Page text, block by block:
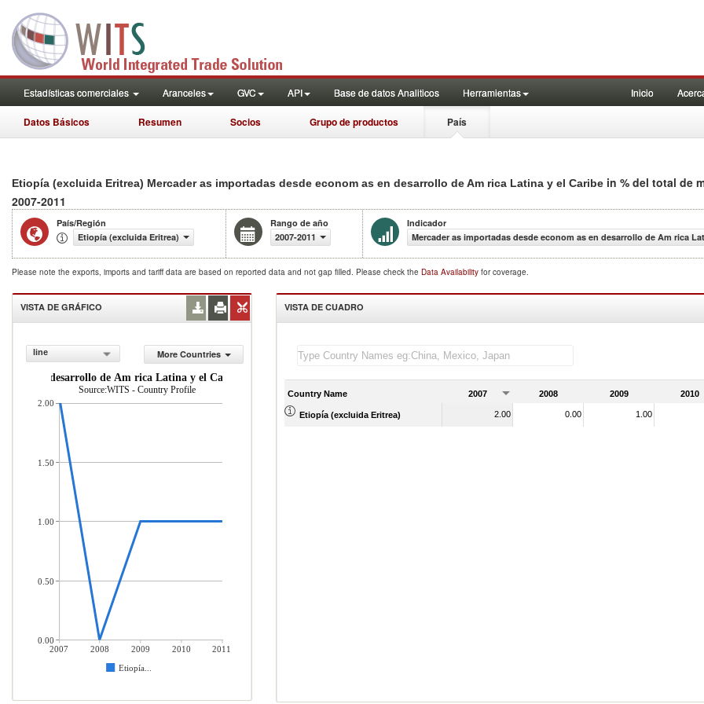
Estadísticas comerciales Aranceles GVC API Base de datos Analiticos Herramientas Inicio
Datos Básicos Resumen Socios Grupo de productos País
Etiopía (excluida Eritrea) Mercader as importadas desde econom as en desarrollo de Am rica Latina y el Caribe in % del total de
2007-2011
País/Región
Etiopía (excluida Eritrea)
Rango de año
2007-2011
Indicador
Mercader as importadas desde econom as en desarrollo de Am rica
Please note the exports, imports and tariff data are based on reported data and not gap filled. Please check the Data Availability for coverage.
VISTA DE GRÁFICO
line
More Countries
as en desarrollo de Am rica Latina y el Caribe (% del total de mercader as importadas)
Source:WITS - Country Profile
2007 2008 2009 2010
2011
Etiopía...
2.00
1.50
1.00
0.50
0.00
VISTA DE CUADRO
Country Name 2007 2008 2009 2010
Etiopía (excluida Eritrea) 2.00 0.00 1.00